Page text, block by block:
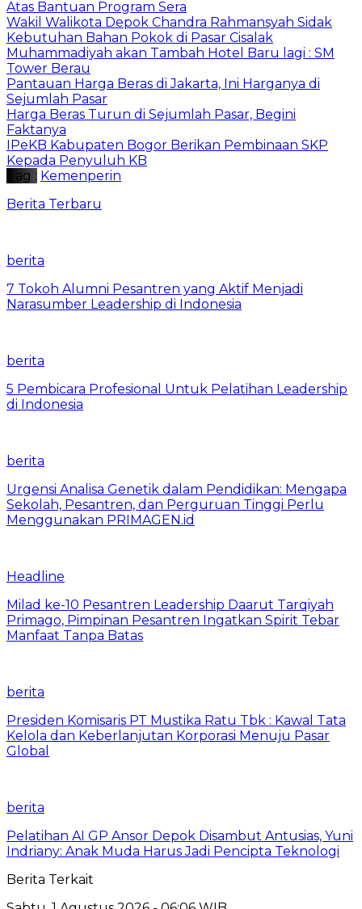
Atas Bantuan Program Sera
Wakil Walikota Depok Chandra Rahmansyah Sidak
Kebutuhan Bahan Pokok di Pasar Cisalak
Muhammadiyah akan Tambah Hotel Baru lagi : SM
Tower Berau
Pantauan Harga Beras di Jakarta, Ini Harganya di
Sejumlah Pasar
Harga Beras Turun di Sejumlah Pasar, Begini
Faktanya
IPeKB Kabupaten Bogor Berikan Pembinaan SKP
Kepada Penyuluh KB
Tag : Kemenperin
Berita Terbaru
berita
7 Tokoh Alumni Pesantren yang Aktif Menjadi
Narasumber Leadership di Indonesia
berita
5 Pembicara Profesional Untuk Pelatihan Leadership
di Indonesia
berita
Urgensi Analisa Genetik dalam Pendidikan: Mengapa
Sekolah, Pesantren, dan Perguruan Tinggi Perlu
Menggunakan PRIMAGEN.id
Headline
Milad ke-10 Pesantren Leadership Daarut Tarqiyah
Primago, Pimpinan Pesantren Ingatkan Spirit Tebar
Manfaat Tanpa Batas
berita
Presiden Komisaris PT Mustika Ratu Tbk : Kawal Tata
Kelola dan Keberlanjutan Korporasi Menuju Pasar
Global
berita
Pelatihan AI GP Ansor Depok Disambut Antusias, Yuni
Indriany: Anak Muda Harus Jadi Pencipta Teknologi
Berita Terkait